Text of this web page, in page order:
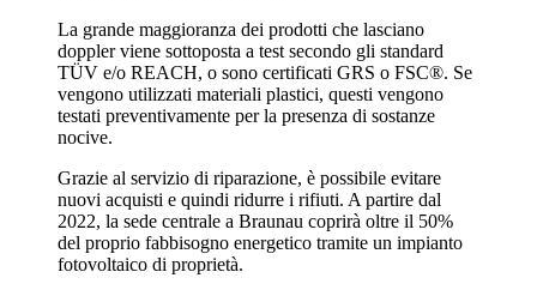
La grande maggioranza dei prodotti che lasciano
doppler viene sottoposta a test secondo gli standard
TÜV e/o REACH, o sono certificati GRS o FSC®. Se
vengono utilizzati materiali plastici, questi vengono
testati preventivamente per la presenza di sostanze
nocive.
Grazie al servizio di riparazione, è possibile evitare
nuovi acquisti e quindi ridurre i rifiuti. A partire dal
2022, la sede centrale a Braunau coprirà oltre il 50%
del proprio fabbisogno energetico tramite un impianto
fotovoltaico di proprietà.